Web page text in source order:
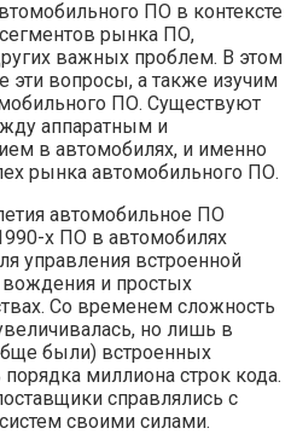
ПО в контексте
рынка ПО,
важных проблем. В этом
эти вопросы, а также изучим
ПО. Существуют
аппаратным и
в автомобилях, и именно
рынка автомобильного ПО.
автомобильное ПО
х ПО в автомобилях
управления встроенной
вождения и простых
Со временем сложность
но лишь в
были) встроенных
миллиона строк кода.
справлялись с
своими силами.